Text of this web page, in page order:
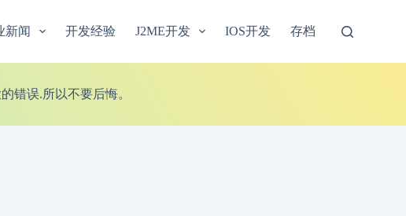
新闻 开发经验 J2ME开发 IOS开发 存档
错误.所以不要后悔。